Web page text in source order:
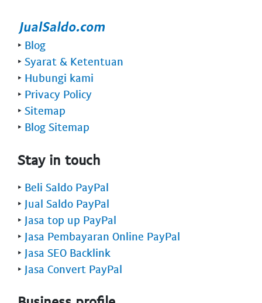
‣ Blog
‣ Syarat & Ketentuan
‣ Hubungi kami
‣ Privacy Policy
‣ Sitemap
‣ Blog Sitemap
Stay in touch
‣ Beli Saldo PayPal
‣ Jual Saldo PayPal
‣ Jasa top up PayPal
‣ Jasa Pembayaran Online PayPal
‣ Jasa SEO Backlink
‣ Jasa Convert PayPal